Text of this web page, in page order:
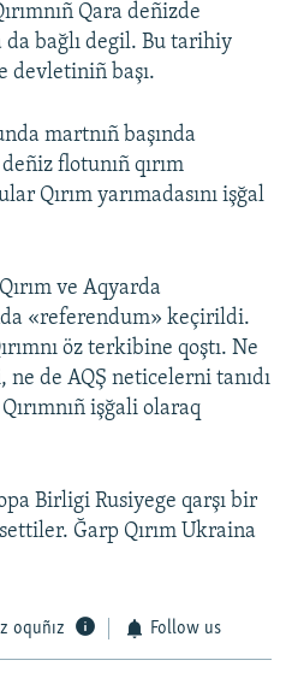
Qara deñizde
bağlı degil. Bu tarihiy
devletiniñ başı.
martnıñ başında
flotunıñ qırım
Qırım yarımadasını işğal
ve Aqyarda
«referendum» keçirildi.
öz terkibine qoştı. Ne
de AQŞ neticelerni tanıdı
işğali olaraq
Birligi Rusiyege qarşı bir
Ğarp Qırım Ukraina
oquñız Follow us